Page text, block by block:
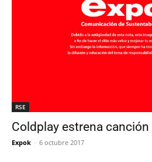
RSE
Coldplay estrena
Expok - 6 octubre 2017